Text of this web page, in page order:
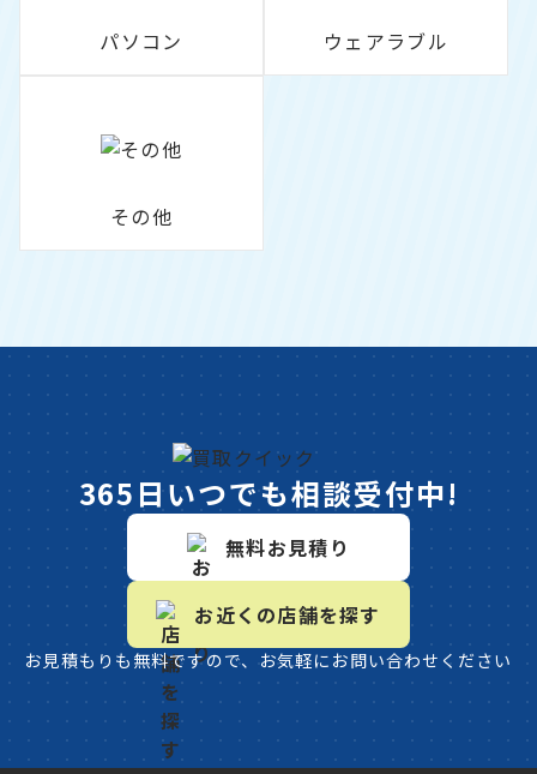
パソコン ウェアラブル
その他
365日いつでも相談受付中!
無料お見積り
お近くの店舗を探す
お見積もりも無料ですので、お気軽にお問い合わせください